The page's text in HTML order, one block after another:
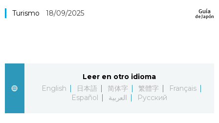
Vida
Vídeos e imágenes
En profundidad
Guía
de Japón
Turismo 18/09/2025
Leer en otro idioma
English
日本語 简体字 繁體字
Français
Español
العربية Русский